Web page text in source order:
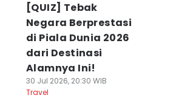
[QUIZ] Tebak
Negara Berprestasi
di Piala Dunia 2026
dari Destinasi
Alamnya Ini!
30 Jul 2026, 20:30 WIB
Travel